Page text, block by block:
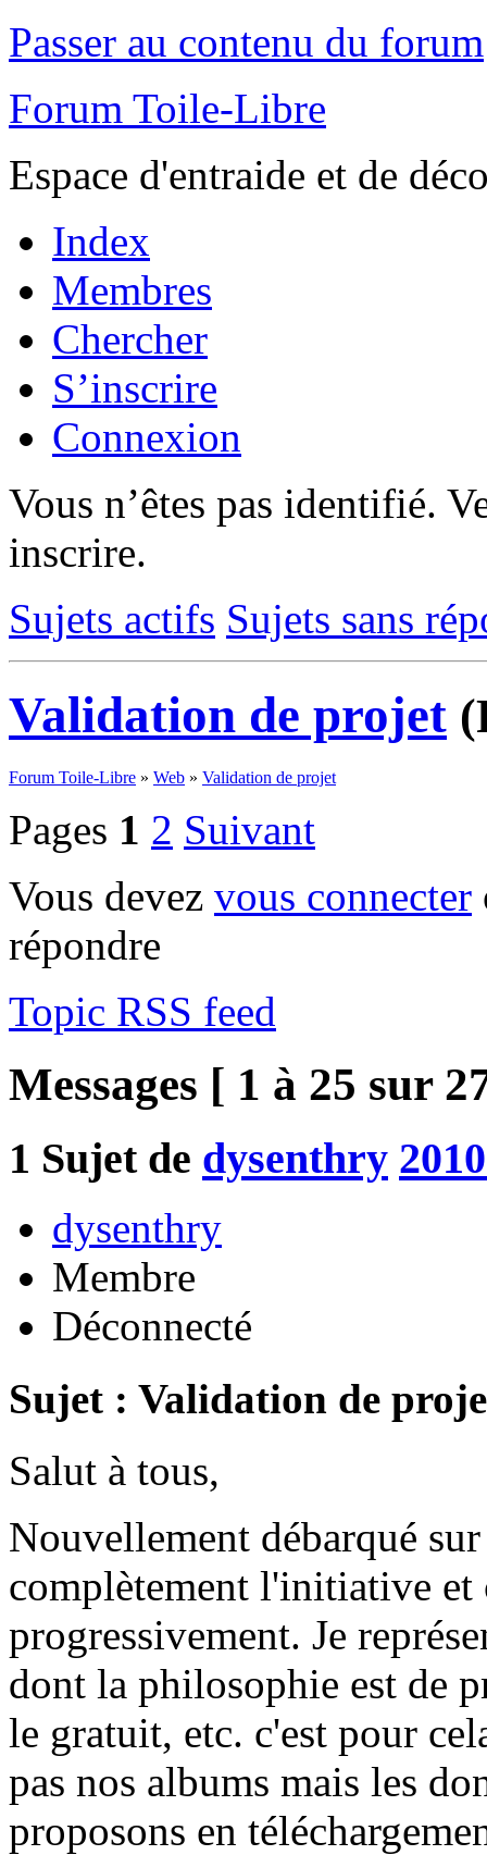
Passer au contenu du forum
Forum Toile-Libre
Espace d'entraide et de
Index
Membres
Chercher
S’inscrire
Connexion
Vous n’êtes pas identifié.
inscrire.
Sujets actifs Sujets sans
Validation de projet
Forum Toile-Libre » Web » Validation de projet
Pages 1 2 Suivant
Vous devez vous connecter
répondre
Topic RSS feed
Messages [ 1 à 25 sur
1 Sujet de dysenthry
dysenthry
Membre
Déconnecté
Sujet : Validation de
Salut à tous,
Nouvellement débarqué
complètement l'initiative
progressivement. Je
dont la philosophie est de
le gratuit, etc. c'est pour
pas nos albums mais les
proposons en